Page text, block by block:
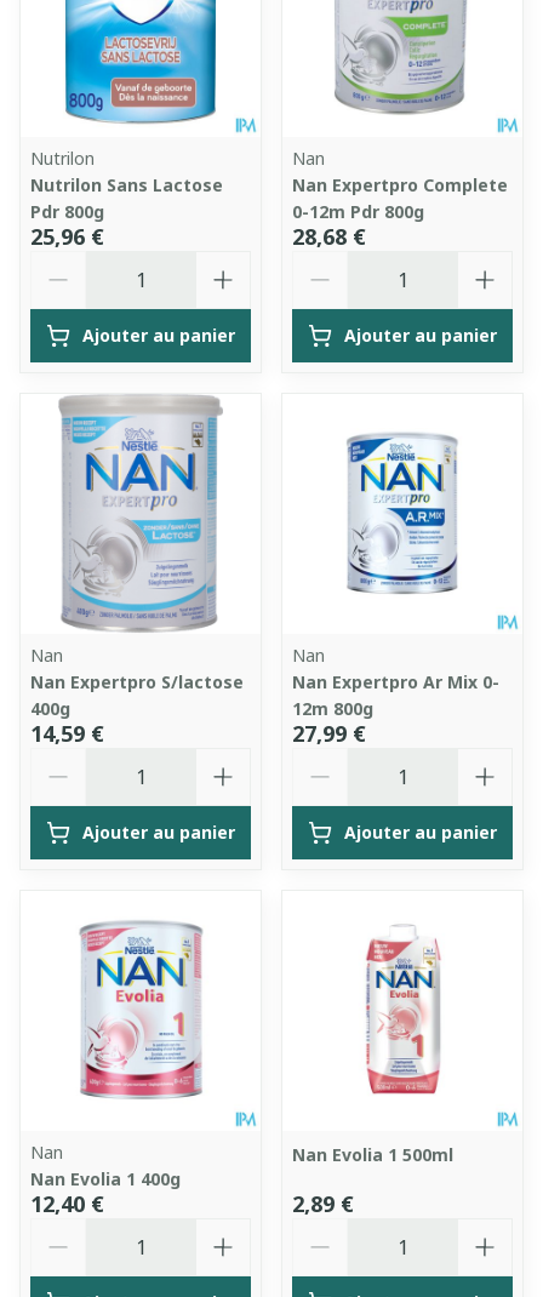
Nutrilon
Nutrilon Sans Lactose
Pdr 800g
25,96 €
Ajouter au panier
Nan
Nan Expertpro Complete
0-12m Pdr 800g
28,68 €
Ajouter au panier
Nan
Nan Expertpro S/lactose
400g
14,59 €
Ajouter au panier
Nan
Nan Expertpro Ar Mix 0-
12m 800g
27,99 €
Ajouter au panier
Nan
Nan Evolia 1 400g
12,40 €
Nan Evolia 1 500ml
2,89 €